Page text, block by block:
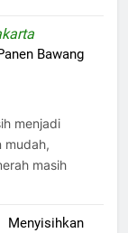
Bawang
menjadi
mudah,
masih
Menyisihkan